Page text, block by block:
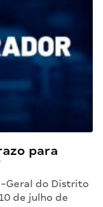
para
Geral do Distrito
de julho de